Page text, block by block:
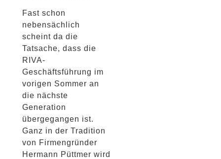
Fast schon
nebensächlich
scheint da die
Tatsache, dass die
RIVA-
Geschäftsführung im
vorigen Sommer an
die nächste
Generation
übergegangen ist.
Ganz in der Tradition
von Firmengründer
Hermann Püttmer wird